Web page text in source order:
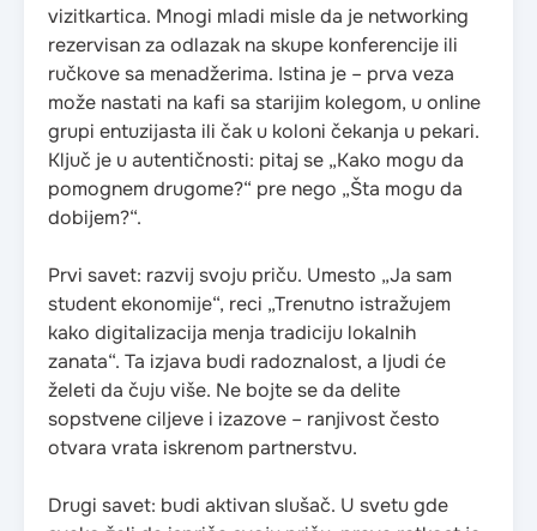
vizitkartica. Mnogi mladi misle da je networking
rezervisan za odlazak na skupe konferencije ili
ručkove sa menadžerima. Istina je – prva veza
može nastati na kafi sa starijim kolegom, u online
grupi entuzijasta ili čak u koloni čekanja u pekari.
Ključ je u autentičnosti: pitaj se „Kako mogu da
pomognem drugome?“ pre nego „Šta mogu da
dobijem?“.
Prvi savet: razvij svoju priču. Umesto „Ja sam
student ekonomije“, reci „Trenutno istražujem
kako digitalizacija menja tradiciju lokalnih
zanata“. Ta izjava budi radoznalost, a ljudi će
želeti da čuju više. Ne bojte se da delite
sopstvene ciljeve i izazove – ranjivost često
otvara vrata iskrenom partnerstvu.
Drugi savet: budi aktivan slušač. U svetu gde